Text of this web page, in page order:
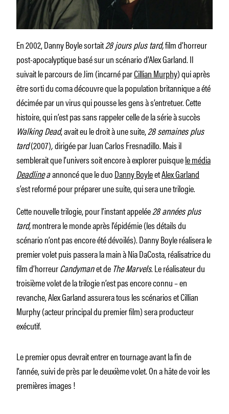
En 2002, Danny Boyle sortait28 jours plus tard,film d’horreur
post-apocalyptique basé sur un scénario d’Alex Garland. Il
suivait le parcours de Jim (incarné parCillian Murphy) qui après
être sorti du coma découvre que la population britannique a été
décimée par un virus qui pousse les gens à s’entretuer. Cette
histoire, qui n’est pas sans rappeler celle de la série à succès
Walking Dead, avait eu le droit à une suite,28 semaines plus
tard(2007),dirigée par Juan Carlos Fresnadillo. Mais il
semblerait que l’univers soit encore à explorer puisquele média
Deadlineaannoncé que le duoDanny BoyleetAlex Garland
s’est reformé pour préparer une suite, qui sera une trilogie.
Cette nouvelle trilogie, pour l’instant appelée28 années plus
tard,montrera le monde après l’épidémie (les détails du
scénario n’ont pas encore été dévoilés). Danny Boyle réalisera le
premier volet puis passera la main à Nia DaCosta, réalisatrice du
film d’horreurCandymanet de The Marvels. Le réalisateur du
troisième volet de la trilogie n’est pas encore connu – en
revanche, Alex Garland assurera tous les scénarios et Cillian
Murphy (acteur principal du premier film) sera producteur
exécutif.
Le premier opus devrait entrer en tournage avant la fin de
l’année, suivi de près par le deuxième volet. On a hâte de voir les
premières images !